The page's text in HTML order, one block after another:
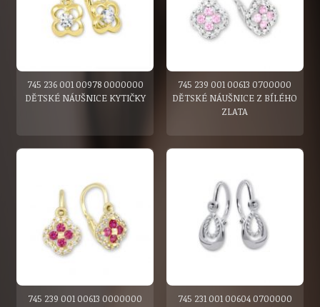
745 236 001 00978 0000000
DĚTSKÉ NÁUŠNICE KYTIČKY
745 239 001 00613 0700000
DĚTSKÉ NÁUŠNICE Z BÍLÉHO
ZLATA
745 239 001 00613 0000000
745 231 001 00604 0700000